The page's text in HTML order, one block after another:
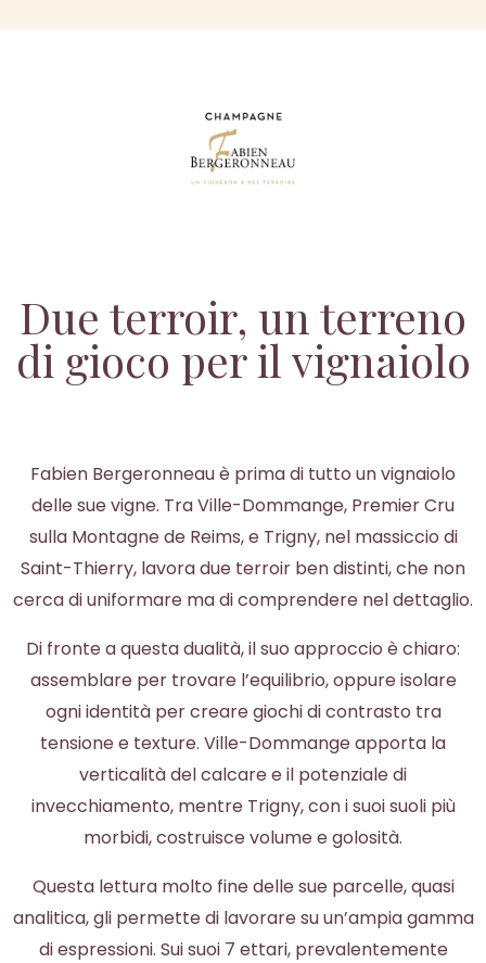
Due terroir, un terreno
di gioco per il vignaiolo
Fabien Bergeronneau è prima di tutto un vignaiolo
delle sue vigne. Tra Ville-Dommange, Premier Cru
sulla Montagne de Reims, e Trigny, nel massiccio di
Saint-Thierry, lavora due terroir ben distinti, che non
cerca di uniformare ma di comprendere nel dettaglio.
Di fronte a questa dualità, il suo approccio è chiaro:
assemblare per trovare l’equilibrio, oppure isolare
ogni identità per creare giochi di contrasto tra
tensione e texture. Ville-Dommange apporta la
verticalità del calcare e il potenziale di
invecchiamento, mentre Trigny, con i suoi suoli più
morbidi, costruisce volume e golosità.
Questa lettura molto fine delle sue parcelle, quasi
analitica, gli permette di lavorare su un’ampia gamma
di espressioni. Sui suoi 7 ettari, prevalentemente